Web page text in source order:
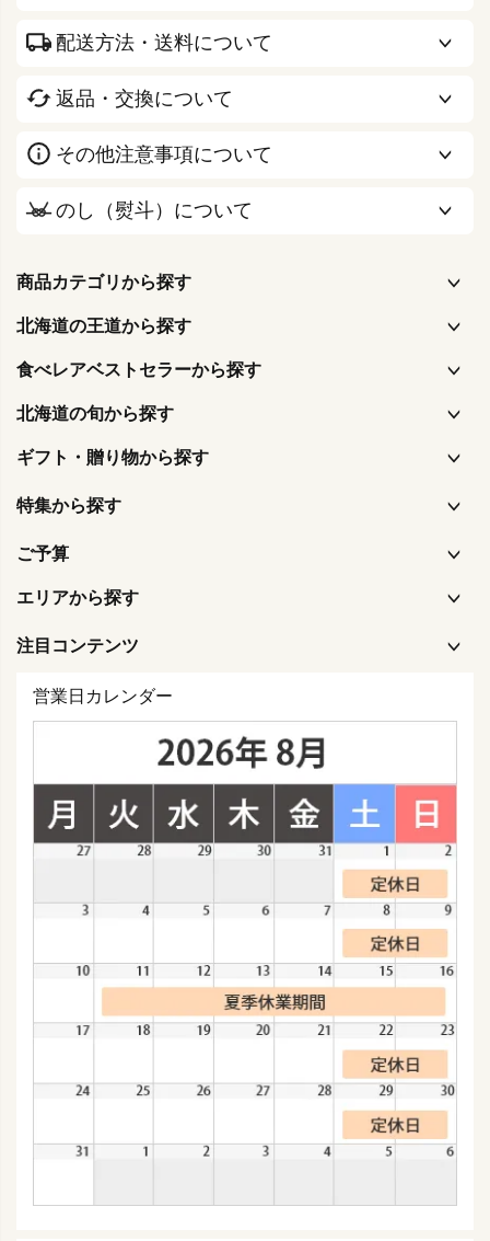
配送方法・送料について
返品・交換について
その他注意事項について
のし（熨斗）について
商品カテゴリから探す
北海道の王道から探す
食べレアベストセラーから探す
北海道の旬から探す
ギフト・贈り物から探す
特集から探す
ご予算
エリアから探す
注目コンテンツ
営業日カレンダー